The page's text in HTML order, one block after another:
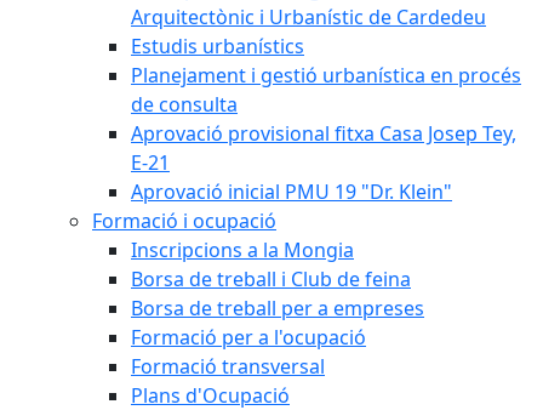
Arquitectònic i Urbanístic de Cardedeu
Estudis urbanístics
Planejament i gestió urbanística en procés
de consulta
Aprovació provisional fitxa Casa Josep Tey,
E-21
Aprovació inicial PMU 19 "Dr. Klein"
Formació i ocupació
Inscripcions a la Mongia
Borsa de treball i Club de feina
Borsa de treball per a empreses
Formació per a l'ocupació
Formació transversal
Plans d'Ocupació